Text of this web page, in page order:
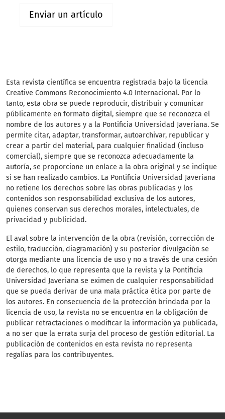
Enviar un artículo
Esta revista científica se encuentra registrada bajo la licencia
Creative Commons Reconocimiento 4.0 Internacional. Por lo
tanto, esta obra se puede reproducir, distribuir y comunicar
públicamente en formato digital, siempre que se reconozca el
nombre de los autores y a la Pontificia Universidad Javeriana. Se
permite citar, adaptar, transformar, autoarchivar, republicar y
crear a partir del material, para cualquier finalidad (incluso
comercial), siempre que se reconozca adecuadamente la
autoría, se proporcione un enlace a la obra original y se indique
si se han realizado cambios. La Pontificia Universidad Javeriana
no retiene los derechos sobre las obras publicadas y los
contenidos son responsabilidad exclusiva de los autores,
quienes conservan sus derechos morales, intelectuales, de
privacidad y publicidad.
El aval sobre la intervención de la obra (revisión, corrección de
estilo, traducción, diagramación) y su posterior divulgación se
otorga mediante una licencia de uso y no a través de una cesión
de derechos, lo que representa que la revista y la Pontificia
Universidad Javeriana se eximen de cualquier responsabilidad
que se pueda derivar de una mala práctica ética por parte de
los autores. En consecuencia de la protección brindada por la
licencia de uso, la revista no se encuentra en la obligación de
publicar retractaciones o modificar la información ya publicada,
a no ser que la errata surja del proceso de gestión editorial. La
publicación de contenidos en esta revista no representa
regalías para los contribuyentes.